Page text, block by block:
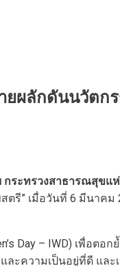
ผลักดันนวัต
ะทรวงสาธารณสุข
รี” เมื่อวันที่ 6 มีนาค
Day – IWD) เพื่อ
ละความเป็นอยู่ที่ดี แ